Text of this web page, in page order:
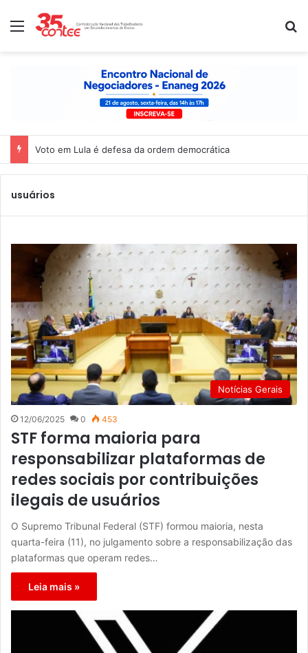
Menu
Voto em Lula é defesa da ordem democrática
usuários
Notícias Gerais
12/06/2025 0 453
STF forma maioria para
responsabilizar plataformas de
redes sociais por contribuições
ilegais de usuários
O Supremo Tribunal Federal (STF) formou maioria, nesta
quarta-feira (11), no julgamento sobre a responsabilização das
plataformas que operam redes…
Leia mais »